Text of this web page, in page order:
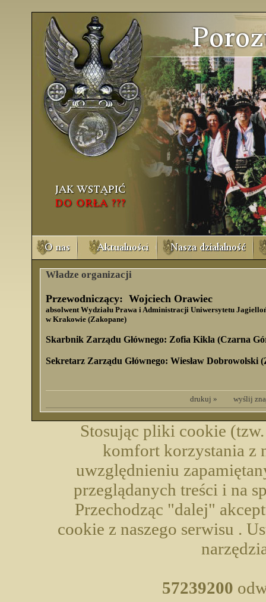
Władze organizacji
Przewodniczący: Wojciech Orawiec
absolwent Wydziału Prawa i Administracji Uniwersytetu
w Krakowie (Zakopane)
Skarbnik Zarządu Głównego: Zofia Kikla (Czarna
Sekretarz Zarządu Głównego: Wiesław Dobrowolski
drukuj » wyślij
Stosując pliki cookie
komfort korzystania z
uwzględnieniu
przeglądanych treści i na
Przechodząc "dalej"
cookie z naszego serwisu .
57239200